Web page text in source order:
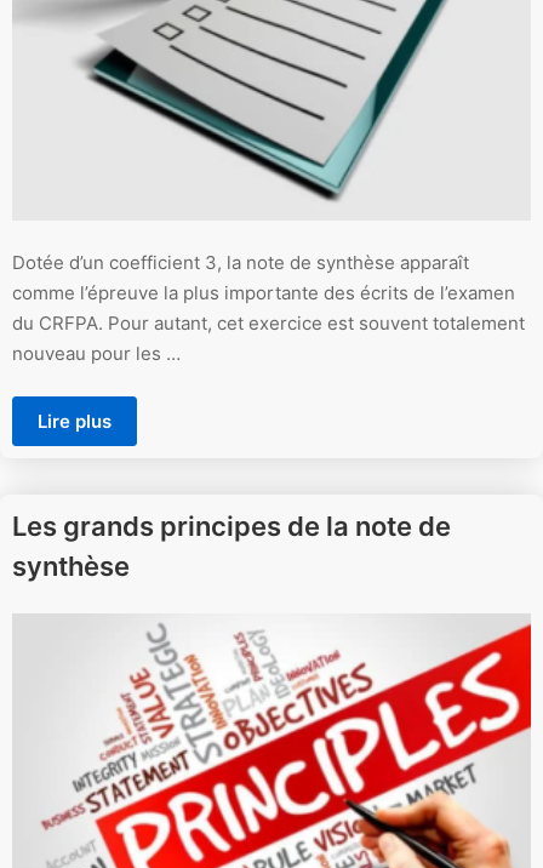
Dotée d’un coefficient 3, la note de synthèse apparaît
comme l’épreuve la plus importante des écrits de l’examen
du CRFPA. Pour autant, cet exercice est souvent totalement
nouveau pour les …
Lire plus
Les grands principes de la note de
synthèse